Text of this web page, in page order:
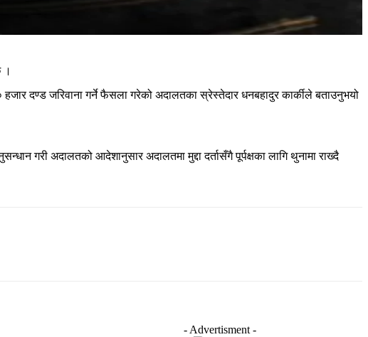
।
दण्ड जरिवाना गर्ने फैसला गरेको अदालतका स्रेस्तेदार धनबहादुर कार्कीले बताउनुभयो
गरी अदालतको आदेशानुसार अदालतमा मुद्दा दर्तासँगै पूर्पक्षका लागि थुनामा राख्दै
- Advertisment -